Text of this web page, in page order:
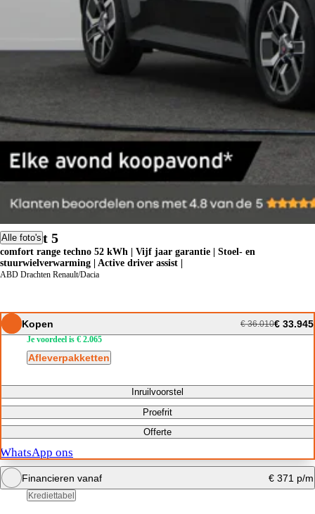
Alle foto's
Renault 5
comfort range techno 52 kWh | Vijf jaar garantie | Stoel- en
stuurwielverwarming | Active driver assist |
ABD Drachten Renault/Dacia
Kopen € 36.010€ 33.945
Je voordeel is € 2.065
Afleverpakketten
Inruilvoorstel
Proefrit
Offerte
WhatsApp ons
Financieren vanaf € 371 p/m
Krediettabel